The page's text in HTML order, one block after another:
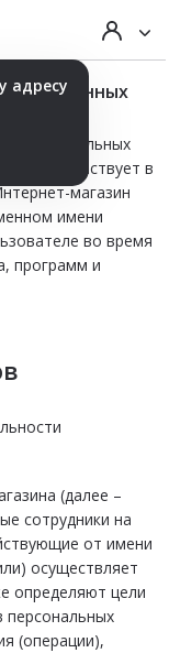
данных
персональных
действует в
магазин
имени
во время
программ и
(далее –
сотрудники на
от имени
осуществляет
определяют цели
персональных
(операции),
адресу